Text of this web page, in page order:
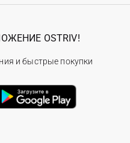
OSTRIV!
и быстрые покупки